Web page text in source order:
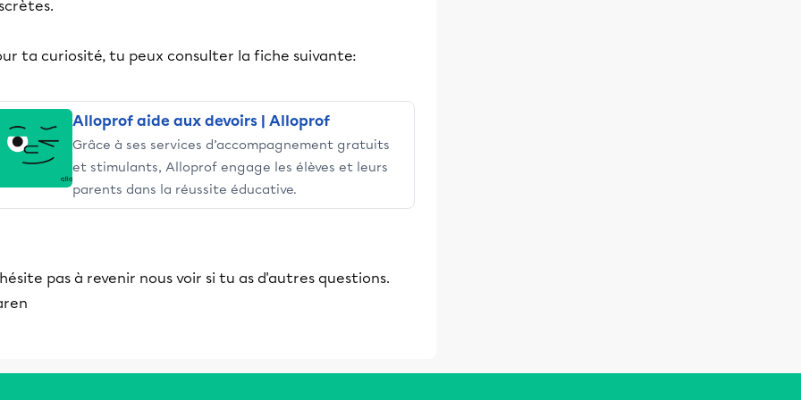
ta curiosité, tu peux consulter la fiche suivante:
Alloprof aide aux devoirs | Alloprof
Grâce à ses services d’accompagnement gratuits
et stimulants, Alloprof engage les élèves et leurs
parents dans la réussite éducative.
pas à revenir nous voir si tu as d'autres questions.